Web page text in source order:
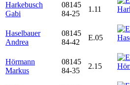
Harkebusch
Gabi
08145
84-25
1.11
Haselbauer
Andrea
08145
84-42
E.05
Hörmann
Markus
08145
84-35
2.15